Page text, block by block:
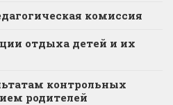
комиссия
отдыха детей и их
контрольных
родителей